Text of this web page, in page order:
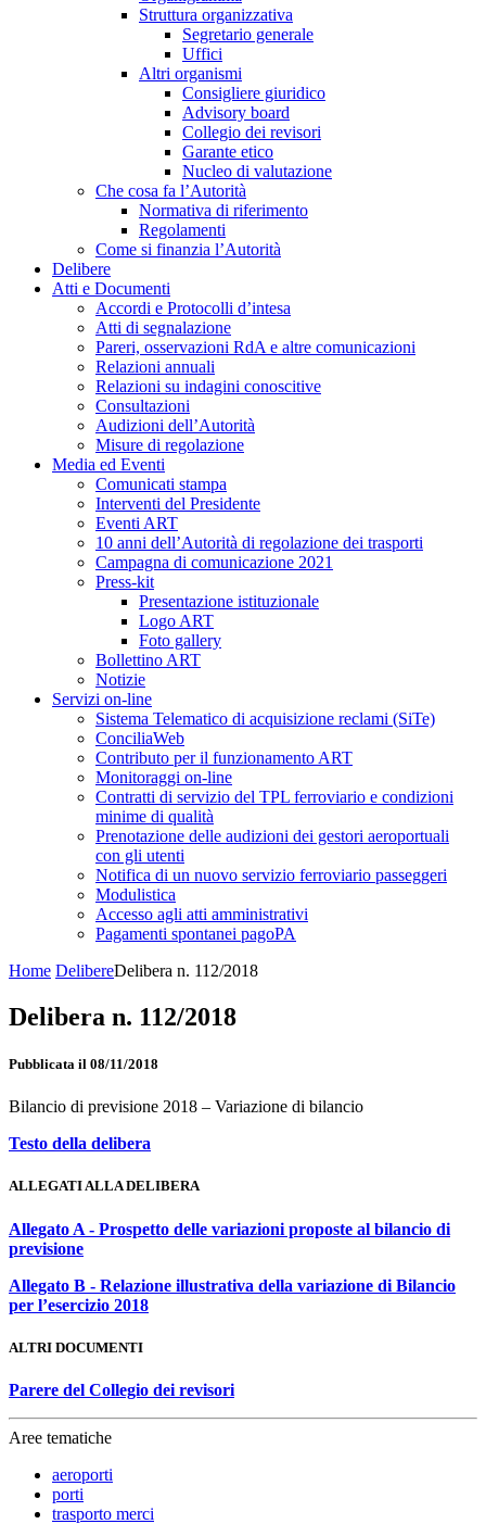
Struttura organizzativa
Segretario generale
Uffici
Altri organismi
Consigliere giuridico
Advisory board
Collegio dei revisori
Garante etico
Nucleo di valutazione
Che cosa fa l’Autorità
Normativa di riferimento
Regolamenti
Come si finanzia l’Autorità
Delibere
Atti e Documenti
Accordi e Protocolli d’intesa
Atti di segnalazione
Pareri, osservazioni RdA e altre comunicazioni
Relazioni annuali
Relazioni su indagini conoscitive
Consultazioni
Audizioni dell’Autorità
Misure di regolazione
Media ed Eventi
Comunicati stampa
Interventi del Presidente
Eventi ART
10 anni dell’Autorità di regolazione dei trasporti
Campagna di comunicazione 2021
Press-kit
Presentazione istituzionale
Logo ART
Foto gallery
Bollettino ART
Notizie
Servizi on-line
Sistema Telematico di acquisizione reclami (SiTe)
ConciliaWeb
Contributo per il funzionamento ART
Monitoraggi on-line
Contratti di servizio del TPL ferroviario e condizioni
minime di qualità
Prenotazione delle audizioni dei gestori aeroportuali
con gli utenti
Notifica di un nuovo servizio ferroviario passeggeri
Modulistica
Accesso agli atti amministrativi
Pagamenti spontanei pagoPA
Home DelibereDelibera n. 112/2018
Delibera n. 112/2018
Pubblicata il 08/11/2018
Bilancio di previsione 2018 – Variazione di bilancio
Testo della delibera
ALLEGATI ALLA DELIBERA
Allegato A - Prospetto delle variazioni proposte al bilancio di
previsione
Allegato B - Relazione illustrativa della variazione di Bilancio
per l’esercizio 2018
ALTRI DOCUMENTI
Parere del Collegio dei revisori
Aree tematiche
aeroporti
porti
trasporto merci